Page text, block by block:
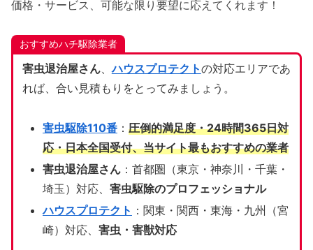
価格・サービス、可能な限り要望に応えてくれます！
おすすめハチ駆除業者
害虫退治屋さん、ハウスプロテクトの対応エリアであ
れば、合い見積もりをとってみましょう。
害虫駆除110番： 圧倒的満足度・24時間365日対
応・日本全国受付、当サイト最もおすすめの業者
害虫退治屋さん：首都圏（東京・神奈川・千葉・
埼玉）対応、 害虫駆除のプロフェッショナル
ハウスプロテクト ：関東・関西・東海・九州（宮
崎）対応、 害虫・害獣対応